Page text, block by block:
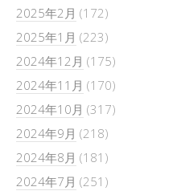
2025年2月 (172)
2025年1月 (223)
2024年12月 (175)
2024年11月 (170)
2024年10月 (317)
2024年9月 (218)
2024年8月 (181)
2024年7月 (251)